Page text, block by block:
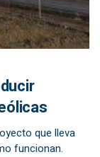
que lleva
funcionan.